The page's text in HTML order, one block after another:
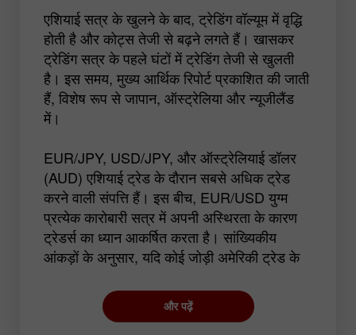
एशियाई सत्र के खुलने के बाद, ट्रेडिंग वॉल्यूम में वृद्धि
होती है और कोट्स तेजी से बढ़ने लगते हैं। खासकर
ट्रेडिंग सत्र के पहले घंटों में ट्रेडिंग तेजी से खुलती
है। इस समय, मुख्य आर्थिक रिपोर्ट प्रकाशित की जाती
हैं, विशेष रूप से जापान, ऑस्ट्रेलिया और न्यूजीलैंड
में।
EUR/JPY, USD/JPY, और ऑस्ट्रेलियाई डॉलर
(AUD) एशियाई ट्रेड के दौरान सबसे अधिक ट्रेड
करने वाली संपत्ति हैं। इस बीच, EUR/USD युग्म
प्रत्येक कारोबारी सत्र में अपनी अस्थिरता के कारण
ट्रेडर्स का ध्यान आकर्षित करता है। सांख्यिकीय
आंकड़ों के अनुसार, यदि कोई जोड़ी अमेरिकी ट्रेड के
इसके बढ़ने की संभावना है।और पढ़ें